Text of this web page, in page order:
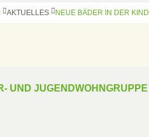
AKTUELLES NEUE BÄDER IN DER
UND